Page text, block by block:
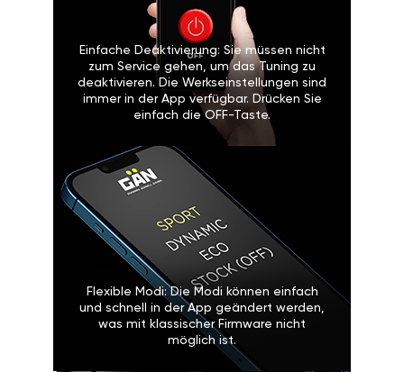
Einfache Deaktivierung: Sie müssen nicht
zum Service gehen, um das Tuning zu
deaktivieren. Die Werkseinstellungen sind
immer in der App verfügbar. Drücken Sie
einfach die OFF-Taste.
Flexible Modi: Die Modi können einfach
und schnell in der App geändert werden,
was mit klassischer Firmware nicht
möglich ist.